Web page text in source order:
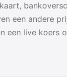
een andere
een live koers